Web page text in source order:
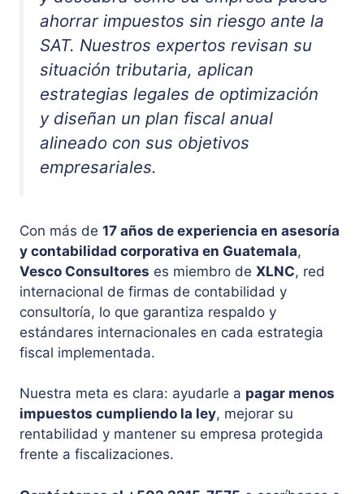
ahorrar impuestos sin riesgo ante la
SAT. Nuestros expertos revisan su
situación tributaria, aplican
estrategias legales de optimización
y diseñan un plan fiscal anual
alineado con sus objetivos
empresariales.
Con más de 17 años de experiencia en asesoría
y contabilidad corporativa en Guatemala,
Vesco Consultores es miembro de XLNC, red
internacional de firmas de contabilidad y
consultoría, lo que garantiza respaldo y
estándares internacionales en cada estrategia
fiscal implementada.
Nuestra meta es clara: ayudarle a pagar menos
impuestos cumpliendo la ley, mejorar su
rentabilidad y mantener su empresa protegida
frente a fiscalizaciones.